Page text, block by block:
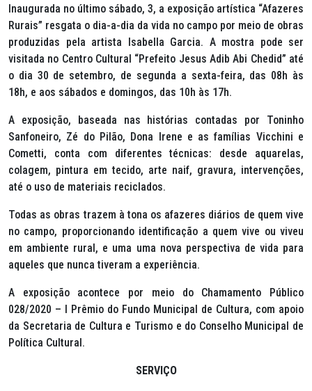
Inaugurada no último sábado, 3, a exposição artística “Afazeres
Rurais” resgata o dia-a-dia da vida no campo por meio de obras
produzidas pela artista Isabella Garcia. A mostra pode ser
visitada no Centro Cultural “Prefeito Jesus Adib Abi Chedid” até
o dia 30 de setembro, de segunda a sexta-feira, das 08h às
18h, e aos sábados e domingos, das 10h às 17h.
A exposição, baseada nas histórias contadas por Toninho
Sanfoneiro, Zé do Pilão, Dona Irene e as famílias Vicchini e
Cometti, conta com diferentes técnicas: desde aquarelas,
colagem, pintura em tecido, arte naif, gravura, intervenções,
até o uso de materiais reciclados.
Todas as obras trazem à tona os afazeres diários de quem vive
no campo, proporcionando identificação a quem vive ou viveu
em ambiente rural, e uma uma nova perspectiva de vida para
aqueles que nunca tiveram a experiência.
A exposição acontece por meio do Chamamento Público
028/2020 – I Prêmio do Fundo Municipal de Cultura, com apoio
da Secretaria de Cultura e Turismo e do Conselho Municipal de
Política Cultural.
SERVIÇO